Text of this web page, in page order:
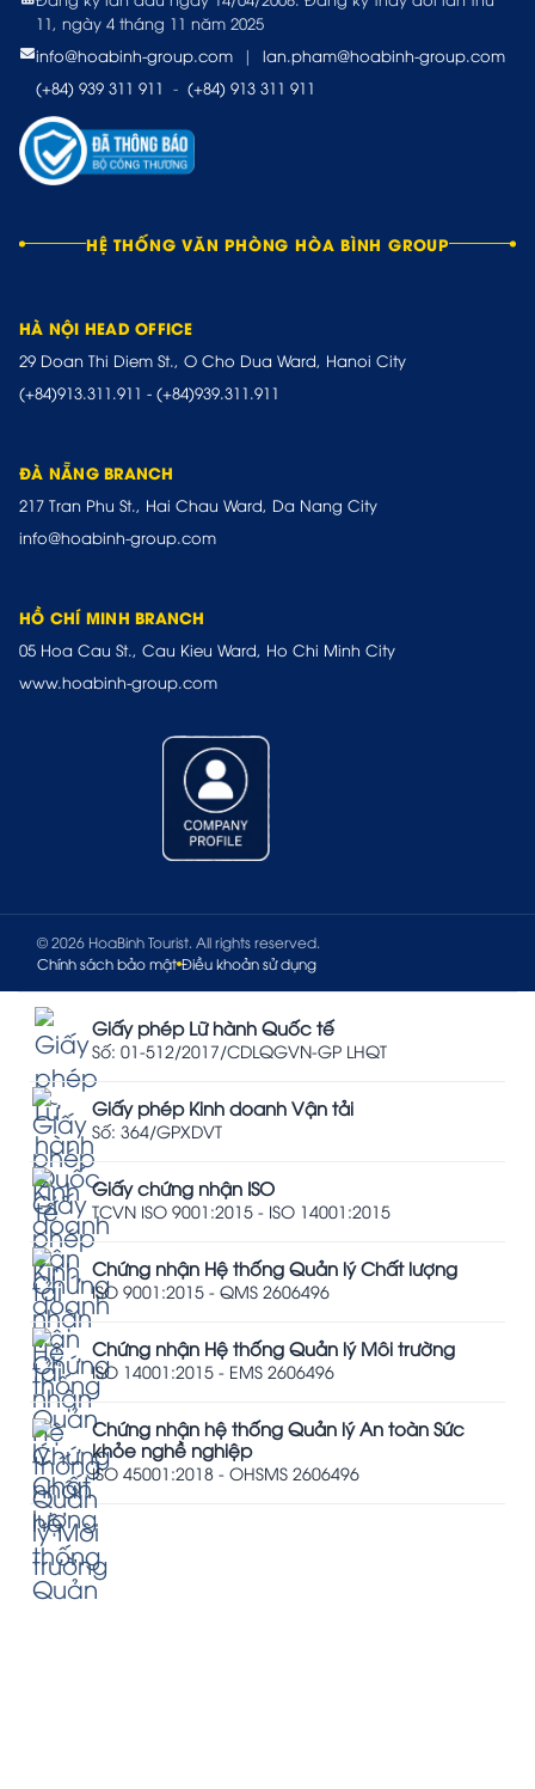
11, ngày 4 tháng 11 năm 2025
info@hoabinh-group.com
|
lan.pham@hoabinh-group.com
(+84) 939 311 911 - (+84) 913 311 911
HỆ THỐNG VĂN PHÒNG HÒA BÌNH GROUP
HÀ NỘI HEAD OFFICE
29 Doan Thi Diem St., O Cho Dua Ward, Hanoi City
(+84)913.311.911 - (+84)939.311.911
ĐÀ NẴNG BRANCH
217 Tran Phu St., Hai Chau Ward, Da Nang City
info@hoabinh-group.com
HỒ CHÍ MINH BRANCH
05 Hoa Cau St., Cau Kieu Ward, Ho Chi Minh City
www.hoabinh-group.com
© 2026 HoaBinh Tourist. All rights reserved.
Chính sách bảo mật Điều khoản sử dụng
Giấy phép Lữ hành Quốc tế
Số: 01-512/2017/CDLQGVN-GP LHQT
Giấy phép Kinh doanh Vận tải
Số: 364/GPXDVT
Giấy chứng nhận ISO
TCVN ISO 9001:2015 - ISO 14001:2015
Chứng nhận Hệ thống Quản lý Chất lượng
ISO 9001:2015 - QMS 2606496
Chứng nhận Hệ thống Quản lý Môi trường
ISO 14001:2015 - EMS 2606496
Chứng nhận hệ thống Quản lý An toàn Sức
khỏe nghề nghiệp
ISO 45001:2018 - OHSMS 2606496